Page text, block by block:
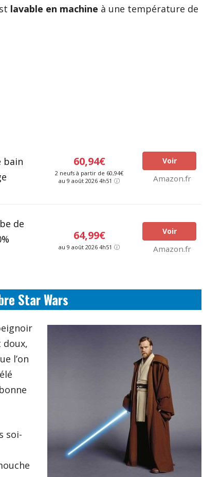
lavable en machine à une température de
bain
60,94€
2 neufs à partir de 60,94€
au 9 août 2026 4h51
Voir
Amazon.fr
de
64,99€
au 9 août 2026 4h51
Voir
Amazon.fr
Star Wars
doux,
l’on
soi-